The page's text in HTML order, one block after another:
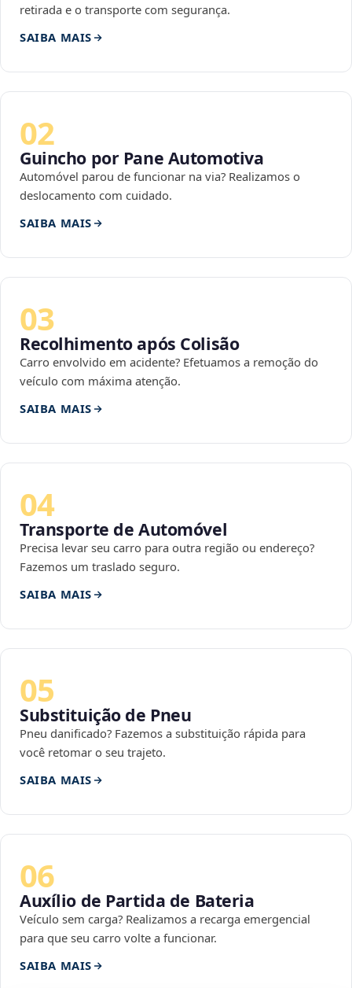
retirada e o transporte com segurança.
SAIBA MAIS
02
Guincho por Pane Automotiva
Automóvel parou de funcionar na via? Realizamos o
deslocamento com cuidado.
SAIBA MAIS
03
Recolhimento após Colisão
Carro envolvido em acidente? Efetuamos a remoção do
veículo com máxima atenção.
SAIBA MAIS
04
Transporte de Automóvel
Precisa levar seu carro para outra região ou endereço?
Fazemos um traslado seguro.
SAIBA MAIS
05
Substituição de Pneu
Pneu danificado? Fazemos a substituição rápida para
você retomar o seu trajeto.
SAIBA MAIS
06
Auxílio de Partida de Bateria
Veículo sem carga? Realizamos a recarga emergencial
para que seu carro volte a funcionar.
SAIBA MAIS